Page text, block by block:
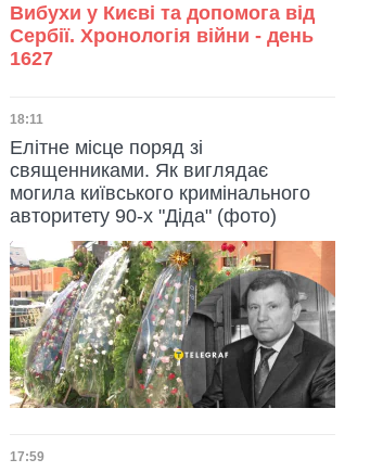
Вибухи у Києві та допомога від
Сербії. Хронологія війни - день
1627
Дата публікації
18:11
Елітне місце поряд зі
священниками. Як виглядає
могила київського кримінального
авторитету 90-х "Діда" (фото)
Дата публікації
17:59